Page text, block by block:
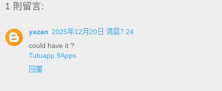
1 則留言:
yazan 2025年12月20日 清晨7:24
could have it ?
Tutuapp 9Apps
回覆